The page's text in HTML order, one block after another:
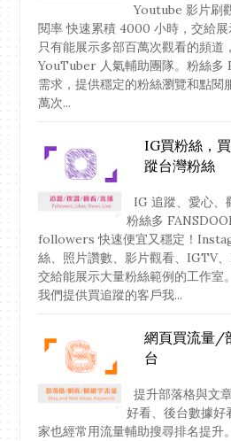
Youtube 影片刷
閱率 快速累積 4000 小時，交給
只有能展示多部百萬次觀看的頻道
YouTuber 人氣輔助團隊。粉絲多
需求，提供穩定的粉絲瀏覽和點閱
萬次...
IG買粉絲，
蹤台灣粉絲
IG 追蹤、愛心、
粉絲多
followers 快速便宜又穩定！
絲、照片讚數、影片觀看、IGTV
交給能展示大量粉絲範例的工作室
我們提供買追蹤的客戶我...
網頁買流量/
台
提升部落格與文
好看、後台數據好
家也經常用流量輔助搜尋排名提升